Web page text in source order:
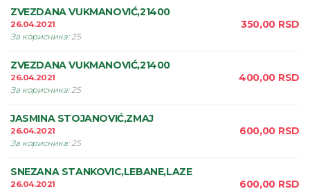
ZVEZDANA VUKMANOVIĆ,21400
26.04.2021
За корисника:25
350,00 RSD
ZVEZDANA VUKMANOVIĆ,21400
26.04.2021
За корисника:25
400,00 RSD
JASMINA STOJANOVIĆ,ZMAJ
26.04.2021
За корисника:25
600,00 RSD
SNEZANA STANKOVIC,LEBANE,LAZE
26.04.2021
600,00 RSD